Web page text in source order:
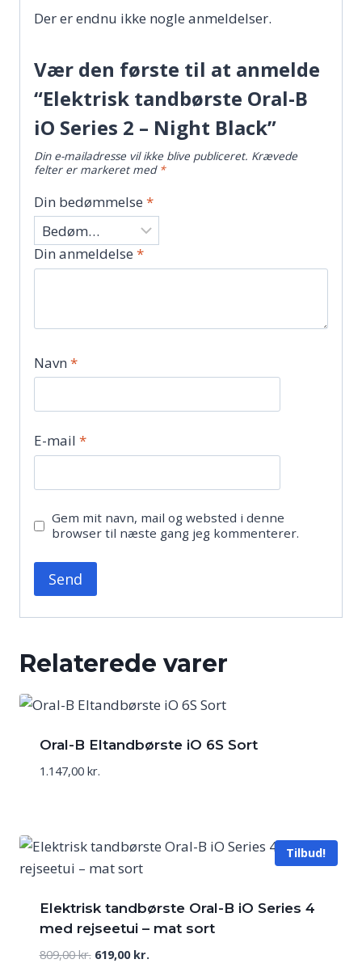
Der er endnu ikke nogle anmeldelser.
Vær den første til at anmelde
“Elektrisk tandbørste Oral-B
iO Series 2 – Night Black”
Din e-mailadresse vil ikke blive publiceret. Krævede
felter er markeret med *
Din bedømmelse *
Din anmeldelse *
Navn *
E-mail *
Gem mit navn, mail og websted i denne
browser til næste gang jeg kommenterer.
Relaterede varer
Oral-B Eltandbørste iO 6S Sort
1.147,00 kr.
Tilbud!
Elektrisk tandbørste Oral-B iO Series 4
med rejseetui – mat sort
809,00kr. Den
619,00 kr.Den